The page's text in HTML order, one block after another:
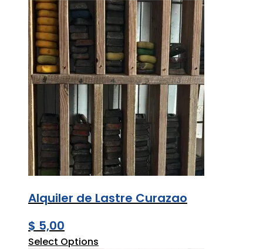
Alquiler de Lastre Curazao
$ 5,00
Select Options